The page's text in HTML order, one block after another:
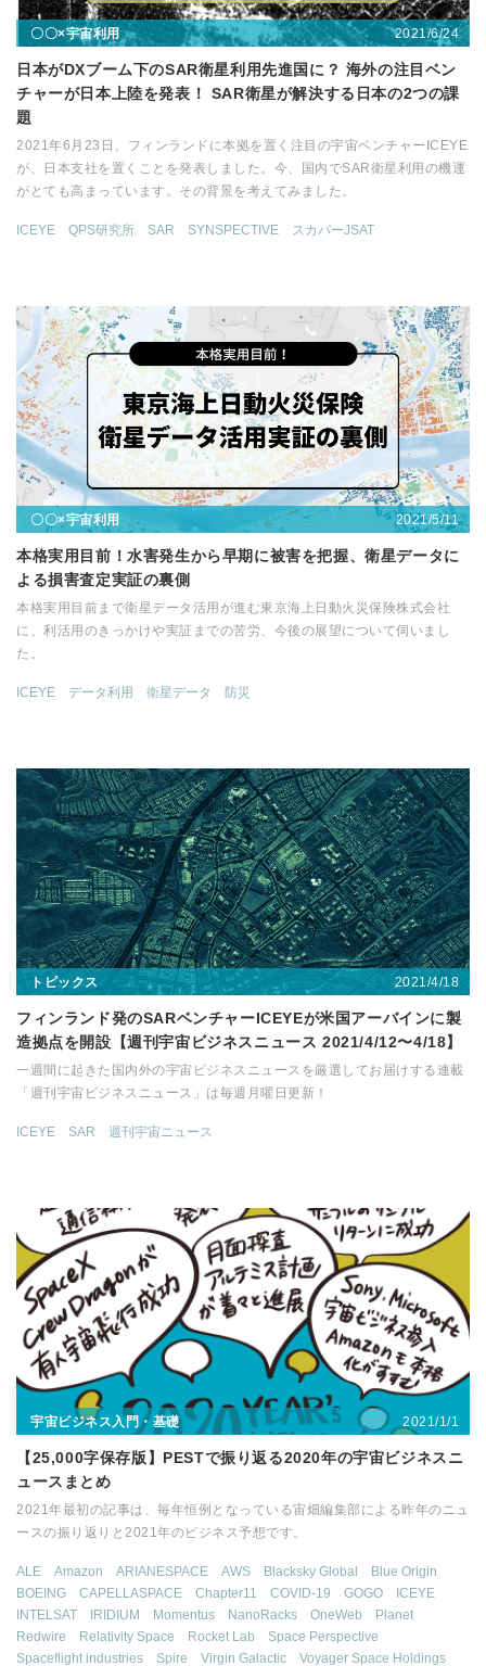
〇〇×宇宙利用 2021/6/24
日本がDXブーム下のSAR衛星利用先進国に？ 海外の注目ベン
チャーが日本上陸を発表！ SAR衛星が解決する日本の2つの課
題
2021年6月23日、フィンランドに本拠を置く注目の宇宙ベンチャーICEYE
が、日本支社を置くことを発表しました。今、国内でSAR衛星利用の機運
がとても高まっています。その背景を考えてみました。
ICEYE QPS研究所 SAR SYNSPECTIVE スカパーJSAT
〇〇×宇宙利用 2021/5/11
本格実用目前！水害発生から早期に被害を把握、衛星データに
よる損害査定実証の裏側
本格実用目前まで衛星データ活用が進む東京海上日動火災保険株式会社
に、利活用のきっかけや実証までの苦労、今後の展望について伺いまし
た。
ICEYE データ利用 衛星データ 防災
トピックス 2021/4/18
フィンランド発のSARベンチャーICEYEが米国アーバインに製
造拠点を開設【週刊宇宙ビジネスニュース 2021/4/12〜4/18】
一週間に起きた国内外の宇宙ビジネスニュースを厳選してお届けする連載
「週刊宇宙ビジネスニュース」は毎週月曜日更新！
ICEYE SAR 週刊宇宙ニュース
宇宙ビジネス入門・基礎 2021/1/1
【25,000字保存版】PESTで振り返る2020年の宇宙ビジネスニ
ュースまとめ
2021年最初の記事は、毎年恒例となっている宙畑編集部による昨年のニュ
ースの振り返りと2021年のビジネス予想です。
ALE Amazon ARIANESPACE AWS Blacksky Global
Blue Origin
BOEING
CAPELLASPACE Chapter11 COVID-19 GOGO
ICEYE
INTELSAT
IRIDIUM Momentus NanoRacks OneWeb
Planet
Redwire
Relativity Space Rocket Lab
Space Perspective
Spaceflight industries
Spire Virgin Galactic Voyager Space Holdings